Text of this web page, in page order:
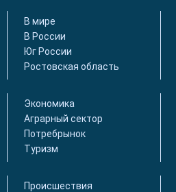
В мире
В России
Юг России
Ростовская область
Экономика
Аграрный сектор
Потребрынок
Туризм
Происшествия